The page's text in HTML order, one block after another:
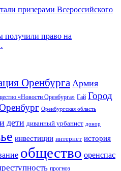
призерами Всероссийского
получили право на
Оренбурга Армия
«Новости Оренбурга» Гай Город
Оренбургская область
дети диванный урбанист донор
инвестиции интернет история
общество оренспас
прогноз